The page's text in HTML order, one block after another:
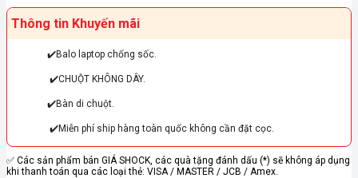
Thông tin Khuyến mãi
✔️Balo laptop chống sốc.
✔️CHUỘT KHÔNG DÂY.
✔️Bàn di chuột.
✔️Miễn phí ship hàng toàn quốc không cần đặt cọc.
✅ Các sản phẩm bán GIÁ SHOCK, các quà tặng đánh dấu (*) sẽ không áp dụng
khi thanh toán qua các loại thẻ: VISA / MASTER / JCB / Amex.